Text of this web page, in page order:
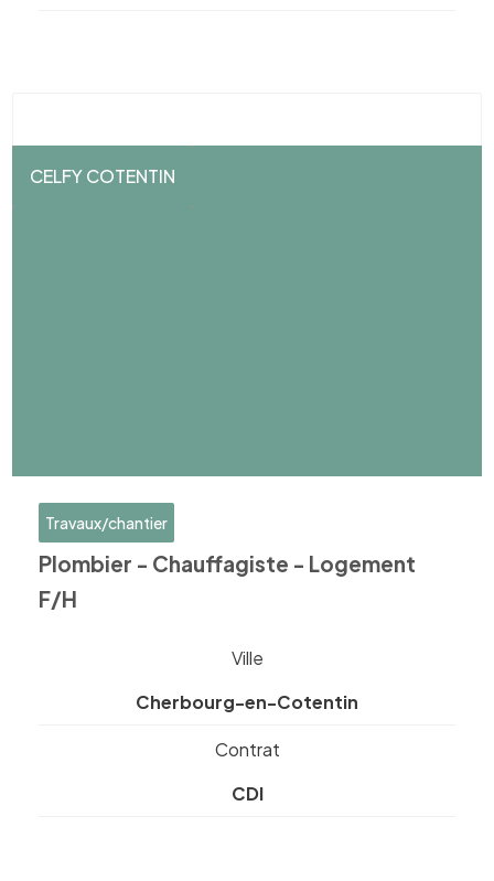
CELFY COTENTIN
Travaux/chantier
Plombier - Chauffagiste - Logement
F/H
Ville
Cherbourg-en-Cotentin
Contrat
CDI